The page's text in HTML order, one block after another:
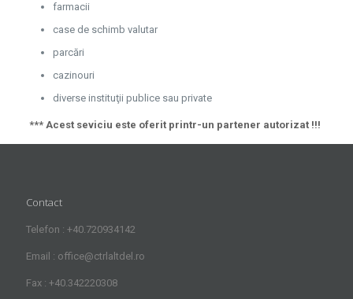
farmacii
case de schimb valutar
parcări
cazinouri
diverse instituţii publice sau private
*** Acest seviciu este oferit printr-un partener autorizat !!!
Contact
Telefon : +40.720934142
Email : office@ctrlaltdel.ro
Fax : +40.342220308